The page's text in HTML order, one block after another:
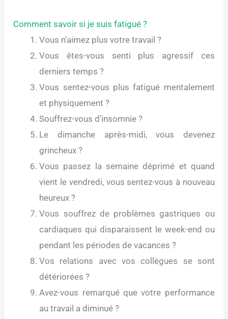
Comment savoir si je suis fatigué ?
Vous n’aimez plus votre travail ?
Vous êtes-vous senti plus agressif ces
derniers temps ?
Vous sentez-vous plus fatigué mentalement
et physiquement ?
Souffrez-vous d’insomnie ?
Le dimanche après-midi, vous devenez
grincheux ?
Vous passez la semaine déprimé et quand
vient le vendredi, vous sentez-vous à nouveau
heureux ?
Vous souffrez de problèmes gastriques ou
cardiaques qui disparaissent le week-end ou
pendant les périodes de vacances ?
Vos relations avec vos collègues se sont
détériorées ?
Avez-vous remarqué que votre performance
au travail a diminué ?